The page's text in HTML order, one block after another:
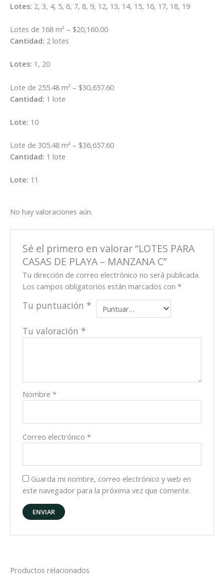
Lotes: 2, 3, 4, 5, 6, 7, 8, 9, 12, 13, 14, 15, 16, 17, 18, 19
Lotes de 168 m² – $20,160.00
Cantidad: 2 lotes
Lotes: 1, 20
Lote de 255.48 m² – $30,657.60
Cantidad: 1 lote
Lote: 10
Lote de 305.48 m² – $36,657.60
Cantidad: 1 lote
Lote: 11
No hay valoraciones aún.
Sé el primero en valorar “LOTES PARA
CASAS DE PLAYA – MANZANA C”
Tu dirección de correo electrónico no será publicada.
Los campos obligatorios están marcados con*
Tu puntuación *
Tu valoración *
Nombre*
Correo electrónico*
Guarda mi nombre, correo electrónico y web en
este navegador para la próxima vez que comente.
Productos relacionados